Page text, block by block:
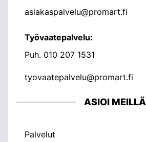
asiakaspalvelu@promart.fi
Työvaatepalvelu:
Puh. 010 207 1531
tyovaatepalvelu@promart.fi
ASIOI MEILLÄ
Palvelut